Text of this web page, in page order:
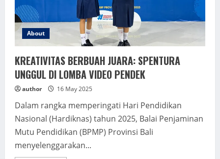
About
KREATIVITAS BERBUAH JUARA: SPENTURA
UNGGUL DI LOMBA VIDEO PENDEK
author 16 May 2025
Dalam rangka memperingati Hari Pendidikan
Nasional (Hardiknas) tahun 2025, Balai Penjaminan
Mutu Pendidikan (BPMP) Provinsi Bali
menyelenggarakan...